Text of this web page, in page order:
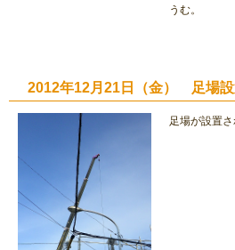
うむ。
2012年12月21日（金） 足場
足場が設置